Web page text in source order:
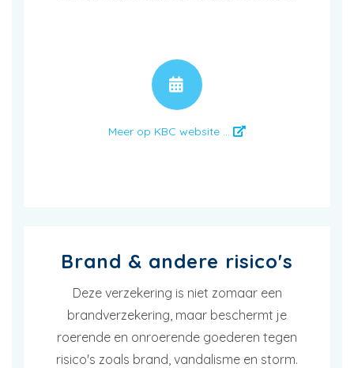
Meer op KBC website ...
Brand & andere risico's
Deze verzekering is niet zomaar een
brandverzekering, maar beschermt je
roerende en onroerende goederen tegen
risico's zoals brand, vandalisme en storm.